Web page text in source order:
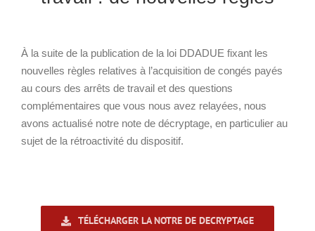
À la suite de la publication de la loi DDADUE fixant les
nouvelles règles relatives à l’acquisition de congés payés
au cours des arrêts de travail et des questions
complémentaires que vous nous avez relayées, nous
avons actualisé notre note de décryptage, en particulier au
sujet de la rétroactivité du dispositif.
TÉLÉCHARGER LA NOTRE DE DECRYPTAGE